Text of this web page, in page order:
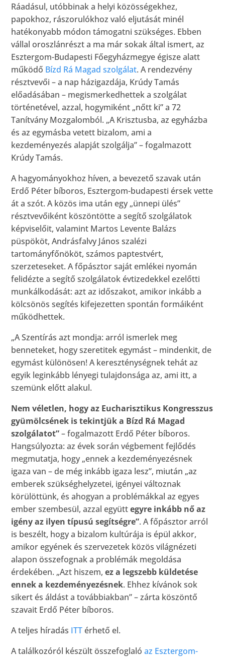
Ráadásul, utóbbinak a helyi közösségekhez,
papokhoz, rászorulókhoz való eljutását minél
hatékonyabb módon támogatni szükséges. Ebben
vállal oroszlánrészt a ma már sokak által ismert, az
Esztergom-Budapesti Főegyházmegye égisze alatt
működő Bízd Rá Magad szolgálat. A rendezvény
résztvevői – a nap házigazdája, Krúdy Tamás
előadásában – megismerkedhettek a szolgálat
történetével, azzal, hogymiként „nőtt ki” a 72
Tanítvány Mozgalomból. „A Krisztusba, az egyházba
és az egymásba vetett bizalom, ami a
kezdeményezés alapját szolgálja” – fogalmazott
Krúdy Tamás.
A hagyományokhoz híven, a bevezető szavak után
Erdő Péter bíboros, Esztergom-budapesti érsek vette
át a szót. A közös ima után egy „ünnepi ülés”
résztvevőiként köszöntötte a segítő szolgálatok
képviselőit, valamint Martos Levente Balázs
püspököt, Andrásfalvy János szalézi
tartományfőnököt, számos paptestvért,
szerzeteseket. A főpásztor saját emlékei nyomán
felidézte a segítő szolgálatok évtizedekkel ezelőtti
munkálkodását: azt az időszakot, amikor inkább a
kölcsönös segítés kifejezetten spontán formáiként
működhettek.
„A Szentírás azt mondja: arról ismerlek meg
benneteket, hogy szeretitek egymást – mindenkit, de
egymást különösen! A kereszténységnek tehát az
egyik leginkább lényegi tulajdonsága az, ami itt, a
szemünk előtt alakul.
Nem véletlen, hogy az Eucharisztikus Kongresszus
gyümölcsének is tekintjük a Bízd Rá Magad
szolgálatot”– fogalmazott Erdő Péter bíboros.
Hangsúlyozta: az évek során végbement fejlődés
megmutatja, hogy „ennek a kezdeményezésnek
igaza van – de még inkább igaza lesz”, miután „az
emberek szükséghelyzetei, igényei változnak
körülöttünk, és ahogyan a problémákkal az egyes
ember szembesül, azzal együttegyre inkább nő az
igény az ilyen típusú segítségre”. A főpásztor arról
is beszélt, hogy a bizalom kultúrája is épül akkor,
amikor egyének és szervezetek közös világnézeti
alapon összefognak a problémák megoldása
érdekében. „Azt hiszem,ez a legszebb küldetése
ennek a kezdeményezésnek. Ehhez kívánok sok
sikert és áldást a továbbiakban” – zárta köszöntő
szavait Erdő Péter bíboros.
A teljes híradás ITT érhető el.
A találkozóról készült összefoglalóaz Esztergom-